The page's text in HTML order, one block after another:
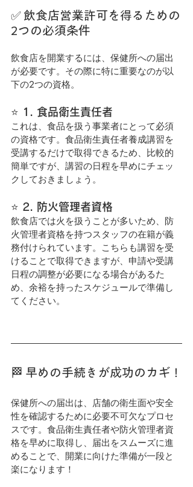
✅ 飲食店営業許可を得るための
2つの必須条件
飲食店を開業するには、保健所への届出
が必要です。その際に特に重要なのが以
下の2つの資格。
⭐️ 1. 食品衛生責任者
これは、食品を扱う事業者にとって必須
の資格です。食品衛生責任者養成講習を
受講するだけで取得できるため、比較的
簡単ですが、講習の日程を早めにチェッ
クしておきましょう。
⭐️ 2. 防火管理者資格
飲食店では火を扱うことが多いため、防
火管理者資格を持つスタッフの在籍が義
務付けられています。こちらも講習を受
けることで取得できますが、申請や受講
日程の調整が必要になる場合があるた
め、余裕を持ったスケジュールで準備し
てください。
🏁 早めの手続きが成功のカギ！
保健所への届出は、店舗の衛生面や安全
性を確認するために必要不可欠なプロセ
スです。食品衛生責任者や防火管理者資
格を早めに取得し、届出をスムーズに進
めることで、開業に向けた準備が一段と
楽になります！